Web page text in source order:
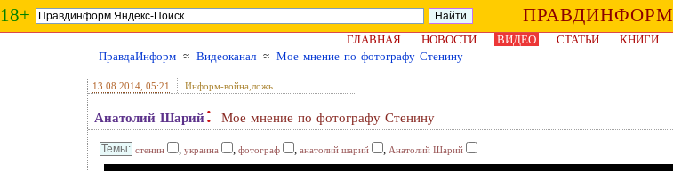
18+ ПРАВДИНФОРМ
ГЛАВНАЯ
НОВОСТИ ВИДЕО СТАТЬИ КНИГИ
ПравдаИнформ ≈ Видеоканал ≈ Мое мнение по фотографу Стенину
13.08.2014 , 05:21 Информ-война,ложь
Анатолий Шарий: Мое мнение по фотографу Стенину
стенин , украина , фотограф , анатолий шарий , Анатолий Шарий